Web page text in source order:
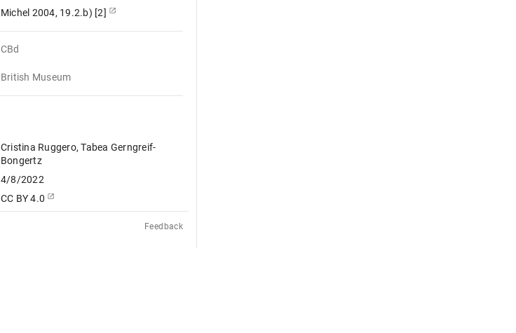
Michel 2004, 19.2.b) [2]
CBd
British Museum
Cristina Ruggero, Tabea Gerngreif-
Bongertz
4/8/2022
CC BY 4.0
Feedback